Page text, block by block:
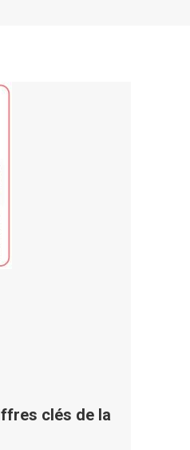
clés de la